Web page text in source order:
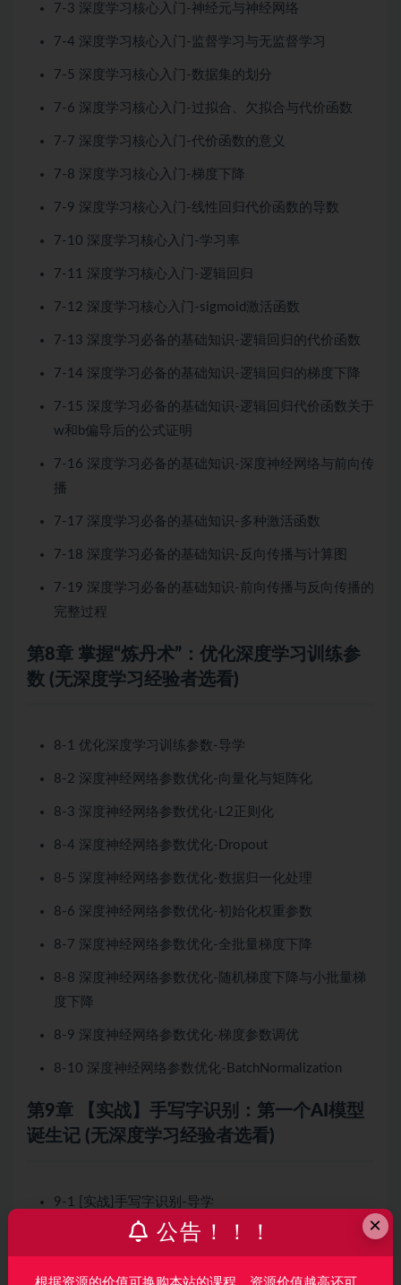
7-3 深度学习核心入门-神经元与神经网络
7-4 深度学习核心入门-监督学习与无监督学习
7-5 深度学习核心入门-数据集的划分
7-6 深度学习核心入门-过拟合、欠拟合与代价函数
7-7 深度学习核心入门-代价函数的意义
7-8 深度学习核心入门-梯度下降
7-9 深度学习核心入门-线性回归代价函数的导数
7-10 深度学习核心入门-学习率
7-11 深度学习核心入门-逻辑回归
7-12 深度学习核心入门-sigmoid激活函数
7-13 深度学习必备的基础知识-逻辑回归的代价函数
7-14 深度学习必备的基础知识-逻辑回归的梯度下降
7-15 深度学习必备的基础知识-逻辑回归代价函数关于
w和b偏导后的公式证明
7-16 深度学习必备的基础知识-深度神经网络与前向传
播
7-17 深度学习必备的基础知识-多种激活函数
7-18 深度学习必备的基础知识-反向传播与计算图
7-19 深度学习必备的基础知识-前向传播与反向传播的
完整过程
第8章 掌握“炼丹术”：优化深度学习训练参
数 (无深度学习经验者选看)
8-1 优化深度学习训练参数-导学
8-2 深度神经网络参数优化-向量化与矩阵化
8-3 深度神经网络参数优化-L2正则化
8-4 深度神经网络参数优化-Dropout
8-5 深度神经网络参数优化-数据归一化处理
8-6 深度神经网络参数优化-初始化权重参数
8-7 深度神经网络参数优化-全批量梯度下降
8-8 深度神经网络参数优化-随机梯度下降与小批量梯
度下降
8-9 深度神经网络参数优化-梯度参数调优
8-10 深度神经网络参数优化-BatchNormalization
第9章 【实战】手写字识别：第一个AI模型
诞生记 (无深度学习经验者选看)
9-1 [实战]手写字识别-导学
9-2 [实战]手写字识别- Pytorch的一点历史 ×
公告！！！